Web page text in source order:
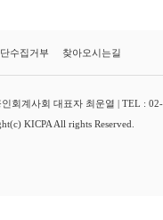
수집거부 찾아오시는길
회계사회 대표자 최운열 | TEL :
KICPA All rights Reserved.